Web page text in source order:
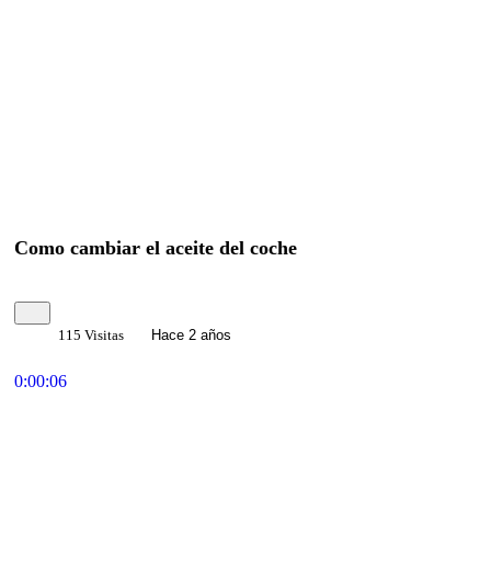
Como cambiar el aceite del coche
115 Visitas Hace 2 años
0:00:06